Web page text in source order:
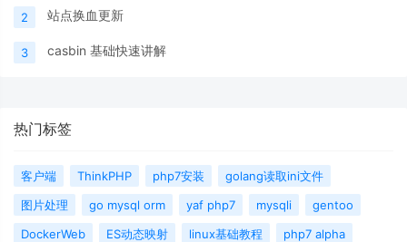
2 站点换血更新
3 casbin 基础快速讲解
热门标签
客户端 ThinkPHP php7安装
golang读取ini文件
图片处理
go mysql orm yaf php7 mysqli
gentoo
DockerWeb
ES动态映射 linux基础教程
php7 alpha